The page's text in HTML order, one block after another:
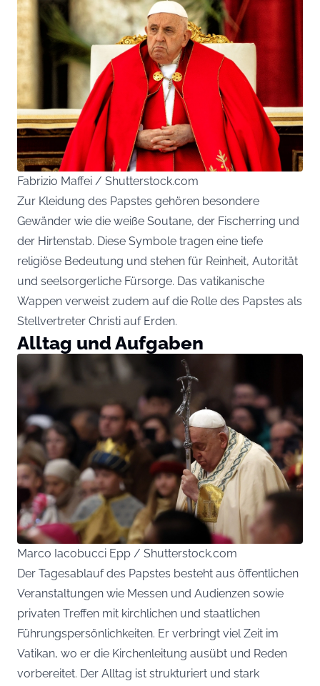
Fabrizio Maffei / Shutterstock.com
Zur Kleidung des Papstes gehören besondere
Gewänder wie die weiße Soutane, der Fischerring und
der Hirtenstab. Diese Symbole tragen eine tiefe
religiöse Bedeutung und stehen für Reinheit, Autorität
und seelsorgerliche Fürsorge. Das vatikanische
Wappen verweist zudem auf die Rolle des Papstes als
Stellvertreter Christi auf Erden.
Alltag und Aufgaben
Marco Iacobucci Epp / Shutterstock.com
Der Tagesablauf des Papstes besteht aus öffentlichen
Veranstaltungen wie Messen und Audienzen sowie
privaten Treffen mit kirchlichen und staatlichen
Führungspersönlichkeiten. Er verbringt viel Zeit im
Vatikan, wo er die Kirchenleitung ausübt und Reden
vorbereitet. Der Alltag ist strukturiert und stark